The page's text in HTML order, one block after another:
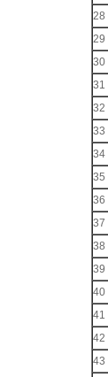
28
29
30
31
32
33
34
35
36
37
38
39
40
41
42
43